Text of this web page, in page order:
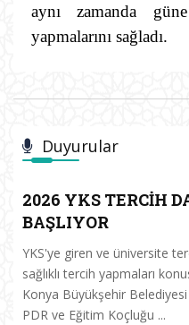
aynı zamanda
yapmalarını sağladı.
Duyurular
2026 YKS TERCİH
BAŞLIYOR
YKS'ye giren ve üniversite
sağlıklı tercih yapmaları
Konya Büyükşehir
PDR ve Eğitim Koçluğu ...